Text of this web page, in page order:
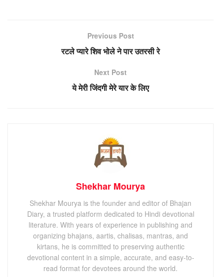
Previous Post
रटले प्यारे शिव भोले ने पार उतरसी रे
Next Post
ये मेरी जिंदगी मेरे यार के लिए
Shekhar Mourya
Shekhar Mourya is the founder and editor of Bhajan
Diary, a trusted platform dedicated to Hindi devotional
literature. With years of experience in publishing and
organizing bhajans, aartis, chalisas, mantras, and
kirtans, he is committed to preserving authentic
devotional content in a simple, accurate, and easy-to-
read format for devotees around the world.